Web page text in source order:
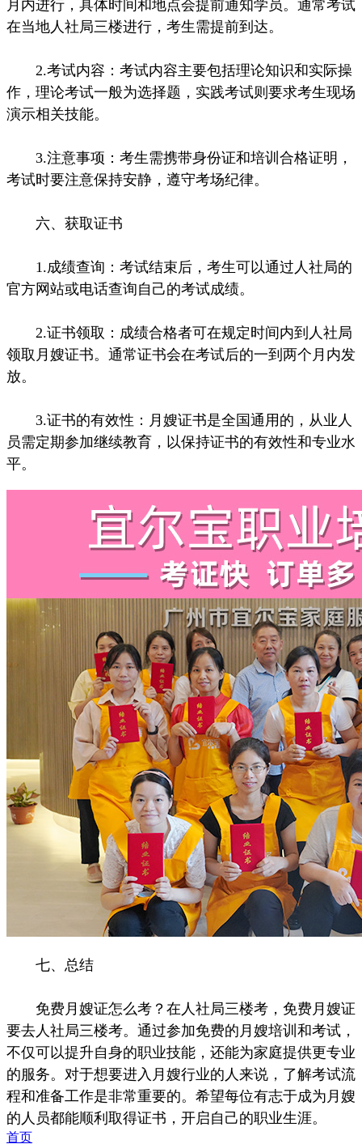
月内进行，具体时间和地点会提前通知学员。通常考试
在当地人社局三楼进行，考生需提前到达。
2.考试内容：考试内容主要包括理论知识和实际操
作，理论考试一般为选择题，实践考试则要求考生现场
演示相关技能。
3.注意事项：考生需携带身份证和培训合格证明，
考试时要注意保持安静，遵守考场纪律。
六、获取证书
1.成绩查询：考试结束后，考生可以通过人社局的
官方网站或电话查询自己的考试成绩。
2.证书领取：成绩合格者可在规定时间内到人社局
领取月嫂证书。通常证书会在考试后的一到两个月内发
放。
3.证书的有效性：月嫂证书是全国通用的，从业人
员需定期参加继续教育，以保持证书的有效性和专业水
平。
七、总结
免费月嫂证怎么考？在人社局三楼考，免费月嫂证
要去人社局三楼考。通过参加免费的月嫂培训和考试，
不仅可以提升自身的职业技能，还能为家庭提供更专业
的服务。对于想要进入月嫂行业的人来说，了解考试流
程和准备工作是非常重要的。希望每位有志于成为月嫂
的人员都能顺利取得证书，开启自己的职业生涯。
首页